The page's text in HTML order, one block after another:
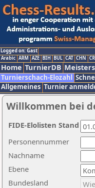
Logged on: Gast
Arabic ARM AZE BIH BUL CAT CHN
Home TurnierDB
Turnierschach-Elozahl
Allgemeines Turnier
Willkommen bei
Nachname
Ebene
Personennummer
Bundesland
FIDE-Elolisten Stand